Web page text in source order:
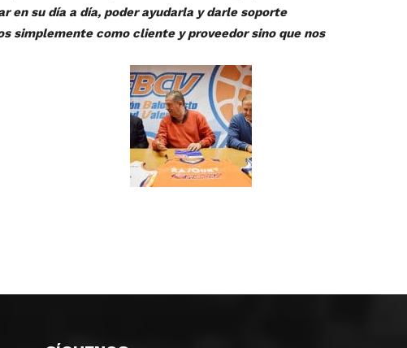
en su día a día, poder ayudarla y darle soporte
simplemente como cliente y proveedor sino que nos